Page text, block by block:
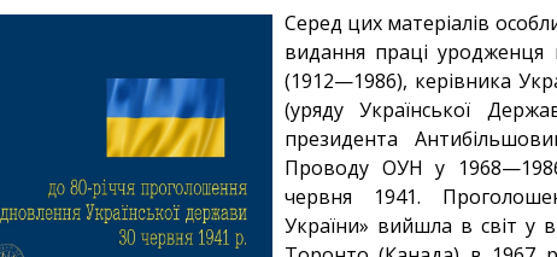
Серед цих матеріалів
видання праці
(1912—1986), керівника
(уряду Української
президента
Проводу ОУН у
червня 1941.
України» вийшла в світ у